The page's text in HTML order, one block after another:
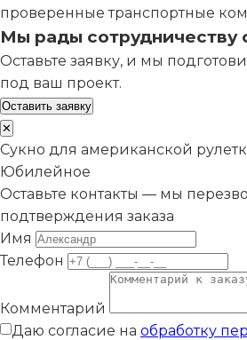
проверенные транспортные
Мы рады сотрудничеству
Оставьте заявку, и мы
под ваш проект.
Оставить заявку
✕
Сукно для американской
Юбилейное
Оставьте контакты — мы
подтверждения заказа
Имя
Телефон
Комментарий
Даю согласие на обработку